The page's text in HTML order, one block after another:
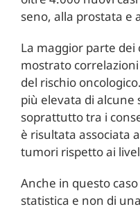
seno, alla prostata e
La maggior parte
mostrato
del rischio
più elevata di
soprattutto tra i
è risultata associata
tumori rispetto ai
Anche in questo
statistica e non di